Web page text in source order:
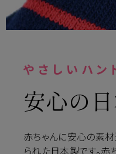
やさしいハン
安心の
赤ちゃんに安心の素
られた日本製です。赤